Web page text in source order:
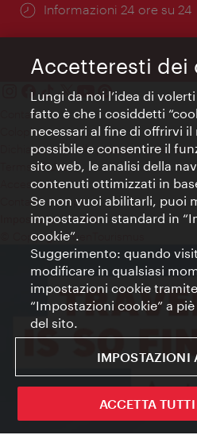
Öffnungszeiten:
Informazioni 24 ore su 24
Contatti
Colophon
Dichiarazione sulla protezione dei dati
Terms of Use
Accessibilità
Contatto stampa
Impostazioni cookie
© Copyright WienTourismus
Accetteresti dei
Lungi da noi l’idea di
fatto è che i cosiddetti
necessari al fine di offrirvi
possibile e consentire il
sito web, le analisi della
contenuti ottimizzati in
Se non vuoi abilitarli, puoi
impostazioni standard in
cookie”.
Suggerimento: quando
modificare in qualsiasi
impostazioni cookie
“Impostazioni cookie” a
del sito.
IMPOSTAZIONI
ACCETTA